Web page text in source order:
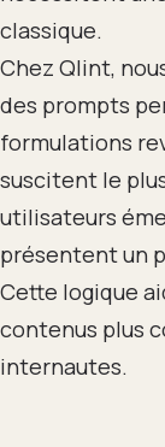
classique.
Chez Qlint,
des prompts
formulations
suscitent le
utilisateurs
présentent un
Cette logique
contenus plus
internautes.